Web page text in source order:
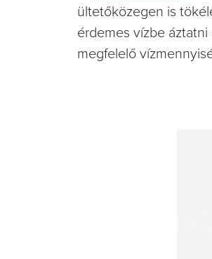
ültetőközegen is
érdemes vízbe
megfelelő